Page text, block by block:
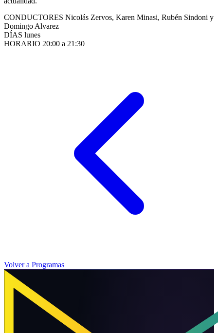
CONDUCTORES Nicolás Zervos, Karen Minasi, Rubén Sindoni y
Domingo Alvarez
DÍAS lunes
HORARIO 20:00 a 21:30
Volver a Programas